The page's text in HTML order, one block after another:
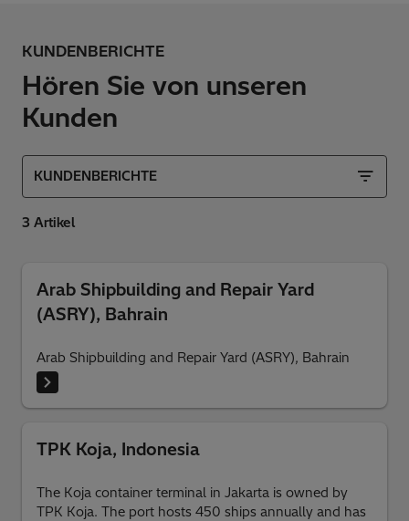
KUNDENBERICHTE
Hören Sie von unseren
Kunden
KUNDENBERICHTE
Arab Shipbuilding and Repair Yard
(ASRY), Bahrain
Arab Shipbuilding and Repair Yard (ASRY), Bahrain
TPK Koja, Indonesia
The Koja container terminal in Jakarta is owned by
TPK Koja. The port hosts 450 ships annually and has